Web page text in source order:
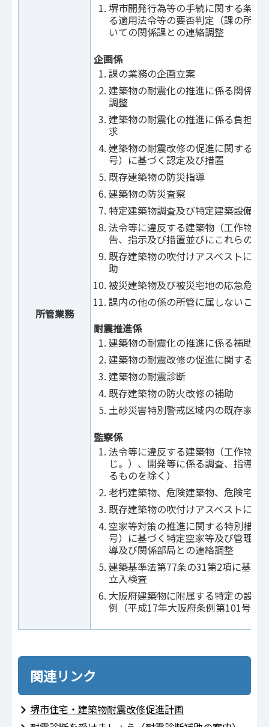
所管業務
堺市開発行為等の手続に関する条例
る適用法令等の要否判定（課の所管
いての関係課との連絡調整
企画係
課の業務の企画立案
建築物の耐震化の推進に係る関係機
調整
建築物の耐震化の推進に係る負担金
求
建築物の耐震改修の促進に関する法
号）に基づく認定及び措置
既存建築物の防災指導
建築物の防災査察
特定建築物調査及び特定建築設備等
法令等に違反する建築物（工作物を
告、指示及び措置並びにこれらの要
既存建築物の吹付けアスベストに係
助
被災建築物及び被災宅地の応急危険
課内の他の係の所管に属しないこと
耐震推進係
建築物の耐震化の推進に係る補助、
建築物の耐震改修の促進に関する法
建築物の耐震診断
既存建築物の防火改修の補助
土砂災害特別警戒区域内の既存家屋
監察係
法令等に違反する建築物（工作物を
じ。）、開発等に係る調査、指導及
るものを除く）
老朽建築物、危険建築物、危険宅地
既存建築物の吹付けアスベストに係
空家等対策の推進に関する特別措置
号）に基づく特定空家等及び管理不
導及び関係部局との連絡調整
建築基準法第77条の31第2項に基づ
立入検査
大阪府建築物に附属する特定の設備
例（平成17年大阪府条例第101号）
関連リンク
堺市住宅・建築物耐震改修促進計画